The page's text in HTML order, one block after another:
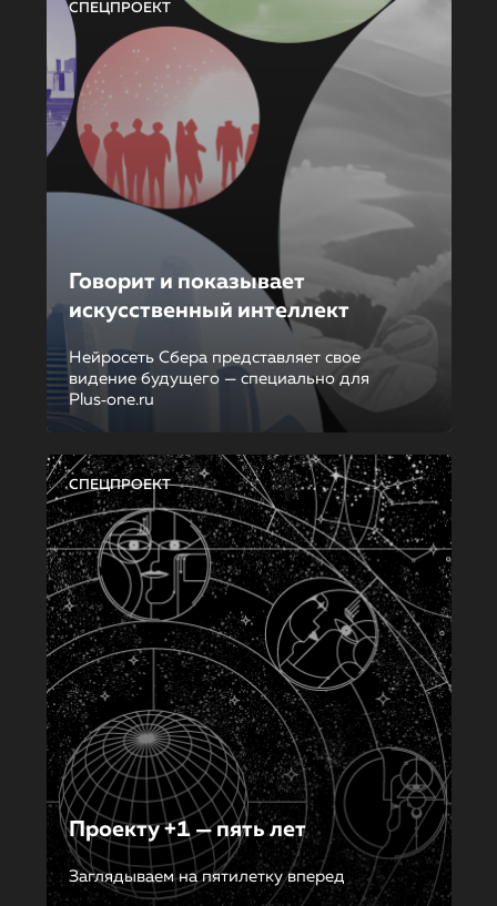
СПЕЦПРОЕКТ
Говорит и показывает
искусственный интеллект
Нейросеть Сбера представляет свое
видение будущего — специально для
Plus‑one.ru
СПЕЦПРОЕКТ
Проекту +1 — пять лет
Заглядываем на пятилетку вперед